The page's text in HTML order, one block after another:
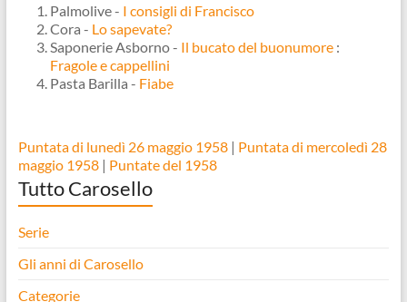
Palmolive - I consigli di Francisco
Cora - Lo sapevate?
Saponerie Asborno - Il bucato del buonumore:
Fragole e cappellini
Pasta Barilla - Fiabe
Puntata di lunedì 26 maggio 1958| Puntata di mercoledì 28
maggio 1958| Puntate del 1958
Tutto Carosello
Serie
Gli anni di Carosello
Categorie